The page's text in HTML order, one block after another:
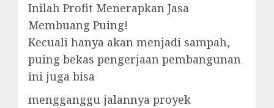
Inilah Profit Menerapkan Jasa
Membuang Puing!
Kecuali hanya akan menjadi sampah,
puing bekas pengerjaan pembangunan
ini juga bisa
mengganggu jalannya proyek